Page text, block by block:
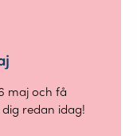
maj och få
redan idag!